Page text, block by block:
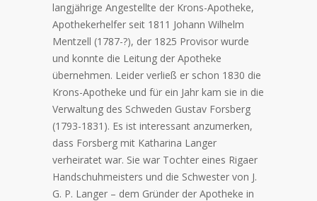
langjährige Angestellte der Krons-Apotheke,
Apothekerhelfer seit 1811 Johann Wilhelm
Mentzell (1787-?), der 1825 Provisor wurde
und konnte die Leitung der Apotheke
übernehmen. Leider verließ er schon 1830 die
Krons-Apotheke und für ein Jahr kam sie in die
Verwaltung des Schweden Gustav Forsberg
(1793-1831). Es ist interessant anzumerken,
dass Forsberg mit Katharina Langer
verheiratet war. Sie war Tochter eines Rigaer
Handschuhmeisters und die Schwester von J.
G. P. Langer – dem Gründer der Apotheke in